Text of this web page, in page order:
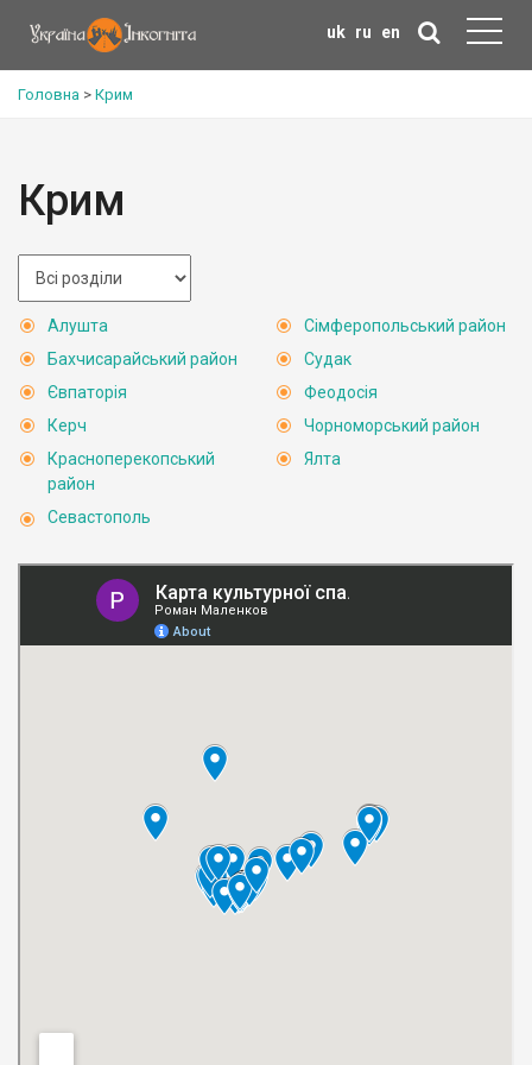
uk ru en
Головна > Крим
Крим
Алушта
Бахчисарайський район
Євпаторія
Керч
Красноперекопський
район
Севастополь
Сімферопольський район
Судак
Феодосія
Чорноморський район
Ялта